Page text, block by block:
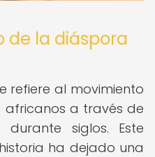
de la diáspora
refiere al movimiento
africanos a través de
siglos. Este
ha dejado una